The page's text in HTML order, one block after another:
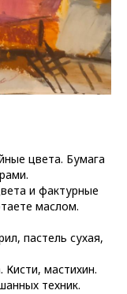
цвета. Бумага
и фактурные
маслом.
пастель сухая,
Кисти, мастихин.
техник.